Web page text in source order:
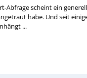
Abfrage scheint ein
habe. Und seit
...